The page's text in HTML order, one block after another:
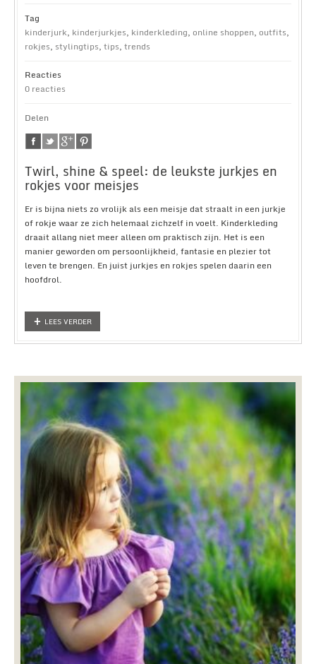
Tag
kinderjurk, kinderjurkjes, kinderkleding, online shoppen, outfits,
rokjes, stylingtips, tips, trends
Reacties
0 reacties
Delen
Twirl, shine & speel: de leukste jurkjes en
rokjes voor meisjes
Er is bijna niets zo vrolijk als een meisje dat straalt in een jurkje
of rokje waar ze zich helemaal zichzelf in voelt. Kinderkleding
draait allang niet meer alleen om praktisch zijn. Het is een
manier geworden om persoonlijkheid, fantasie en plezier tot
leven te brengen. En juist jurkjes en rokjes spelen daarin een
hoofdrol.
LEES VERDER